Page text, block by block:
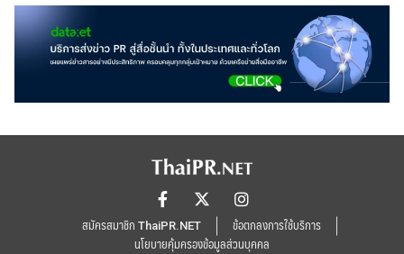
สมัครสมาชิก ThaiPR.NET
ข้อตกลงการใช้บริการ
นโยบายคุ้มครองข้อมูลส่วนบุคคล